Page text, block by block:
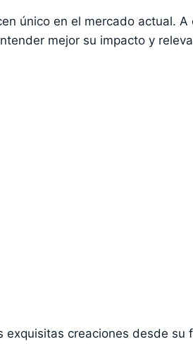
único en el mercado actual.
mejor su impacto y
creaciones desde su